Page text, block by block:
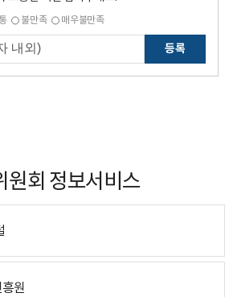
불만족 매우불만족
등록
원회 정보서비스
원